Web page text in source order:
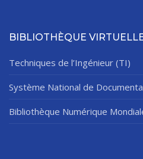
BIBLIOTHÈQUE
Techniques de l’Ingénieur (TI)
Système National de
Bibliothèque Numérique